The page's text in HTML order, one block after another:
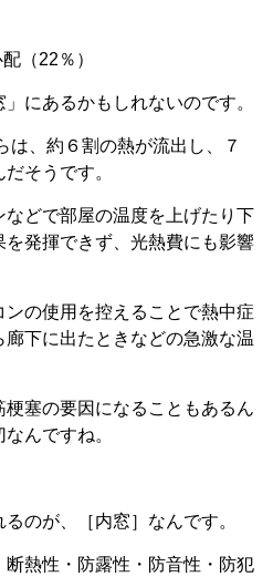
（22％）
にあるかもしれないのです。
は、約６割の熱が流出し、７
そうです。
どで部屋の温度を上げたり下
発揮できず、光熱費にも影響
ンの使用を控えることで熱中症
下に出たときなどの急激な温
塞の要因になることもあるん
んですね。
のが、［内窓］なんです。
熱性・防露性・防音性・防犯